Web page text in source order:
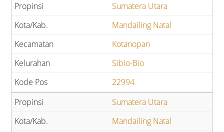
Sumatera Utara
Mandailing Natal
Kotanopan
Sibio-Bio
22994
Sumatera Utara
Mandailing Natal